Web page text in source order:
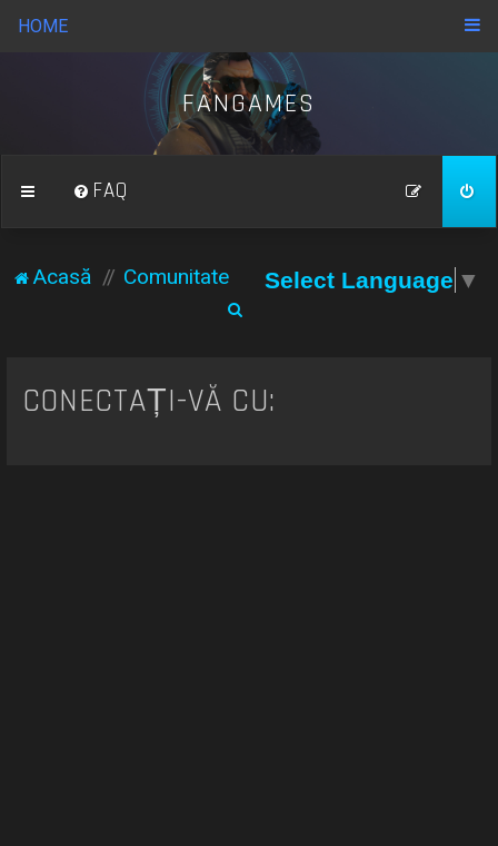
HOME
FANGAMES
FAQ
Acasă Comunitate Select Language ▼
t
CONECTAȚI-VĂ CU: